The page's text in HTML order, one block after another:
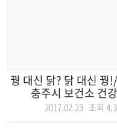
꿩 대신 닭? 닭 대신 꿩
충주시 보건소 건
2017.02.23 조회